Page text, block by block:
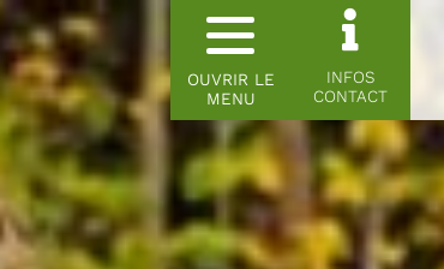
OUVRIR LE
MENU
INFOS
CONTACT